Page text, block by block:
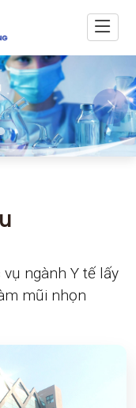
ngành Y tế lấy
mũi nhọn